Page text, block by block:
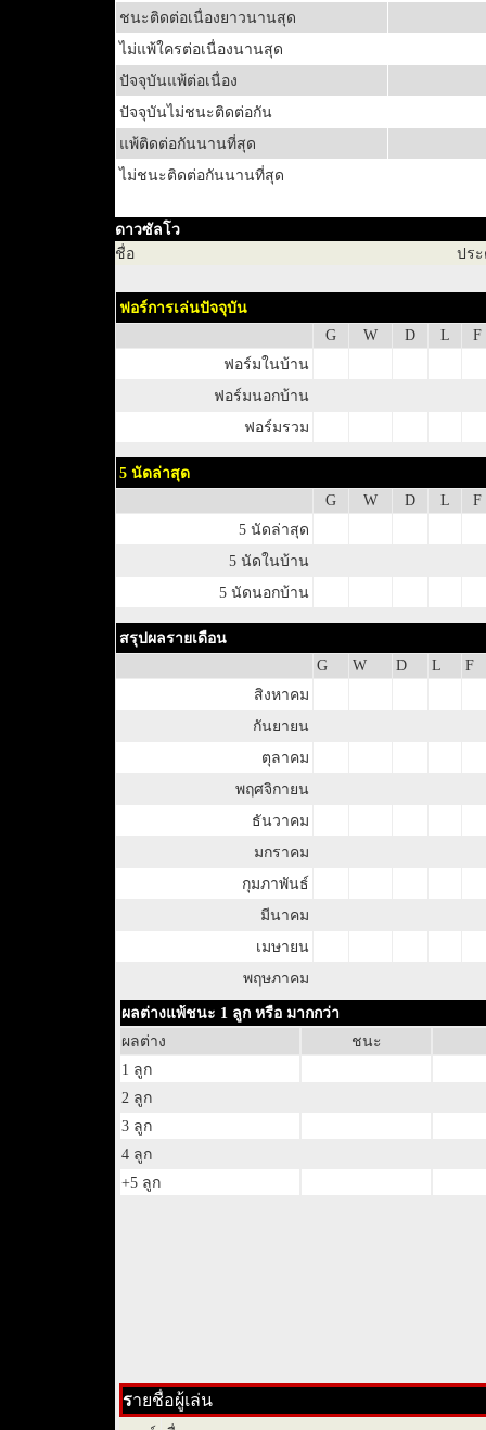
ชนะติดต่อเนื่องยาวนานสุด
ไม่แพ้ใครต่อเนื่องนานสุด
ปัจจุบันแพ้ต่อเนื่อง
ปัจจุบันไม่ชนะติดต่อกัน
แพ้ติดต่อกันนานที่สุด
ไม่ชนะติดต่อกันนานที่สุด
ดาวซัลโว
ชื่อ
ปร
ฟอร์การเล่นปัจจุบัน
G
W D L
F
ฟอร์มในบ้าน
ฟอร์มนอกบ้าน
ฟอร์มรวม
5 นัดล่าสุด
G
W D L
F
5 นัดล่าสุด
5 นัดในบ้าน
5 นัดนอกบ้าน
สรุปผลรายเดือน
G
W D L
F
สิงหาคม
กันยายน
ตุลาคม
พฤศจิกายน
ธันวาคม
มกราคม
กุมภาพันธ์
มีนาคม
เมษายน
พฤษภาคม
ผลต่างแพ้ชนะ 1 ลูก หรือ มากกว่า
ผลต่าง
ชนะ
1 ลูก
2 ลูก
3 ลูก
4 ลูก
+5 ลูก
รายชื่อผู้เล่น